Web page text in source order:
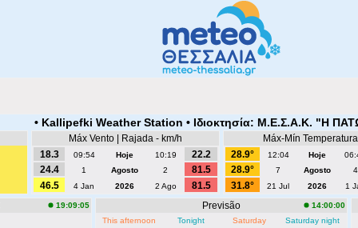
• Kallipefki Weather Station • Ιδιοκτησία: Μ.Ε.Σ.Α.Κ. "Η
Máx Vento | Rajada - km/h
18.3
09:54 Hoje 10:19
22.2
24.4
1 Agosto 2
81.5
46.5
4 Jan 2026 2 Ago 81.5
Máx-Mín
28.9°
12:04 Hoje
28.9°
7 Agosto 4
31.8°
21 Jul 2026 1
19:09:05 Previsão
14:00:00
This afternoon
Tonight Saturday Saturday night